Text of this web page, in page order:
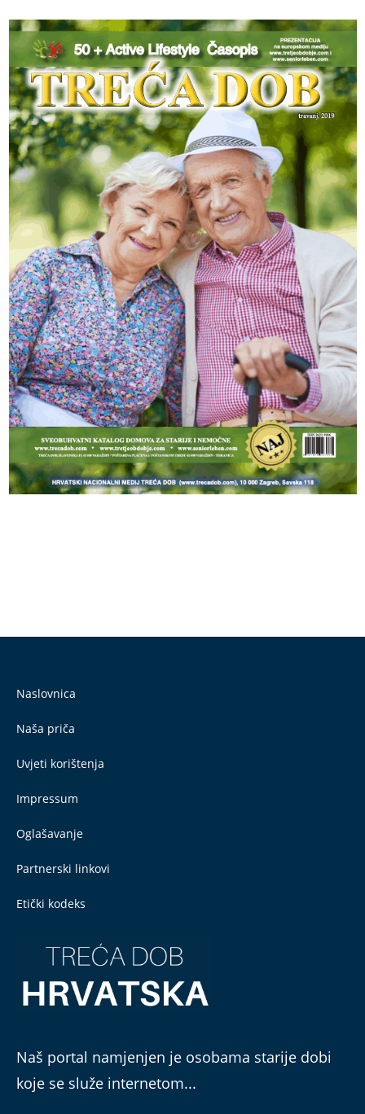
Naslovnica
Naša priča
Uvjeti korištenja
Impressum
Oglašavanje
Partnerski linkovi
Etički kodeks
Naš portal namjenjen je osobama starije dobi
koje se služe internetom...